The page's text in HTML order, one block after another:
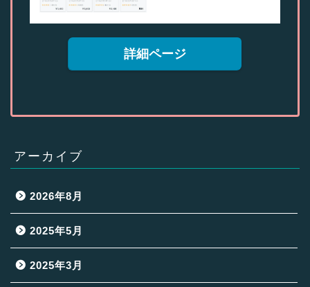
詳細ページ
アーカイブ
2026年8月
2025年5月
2025年3月